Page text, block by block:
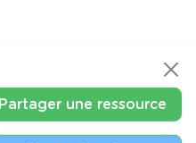
Partager une ressource